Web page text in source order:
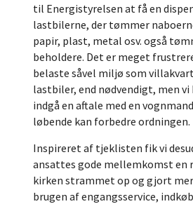
til Energistyrelsen at få en
lastbilerne, der tømmer
papir, plast, metal osv. også
beholdere. Det er meget
belaste såvel miljø som
lastbiler, end nødvendigt, men
indgå en aftale med en
løbende kan forbedre ordningen.
Inspireret af tjeklisten fik vi
ansattes gode mellemkomst en
kirken strammet op og gjort
brugen af engangsservice,